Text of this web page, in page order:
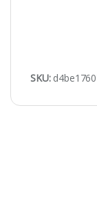
SKU: